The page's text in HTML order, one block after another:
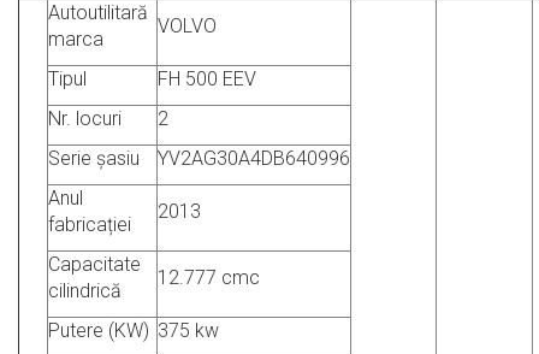
Autoutilitară
marca
VOLVO
Tipul
FH 500 EEV
Nr. locuri
2
Serie șasiu
YV2AG30A4DB640996
Anul
fabricației
2013
Capacitate
cilindrică
12.777 cmc
Putere (KW) 375 kw